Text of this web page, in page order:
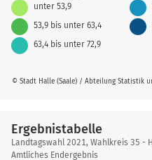
© Stadt Halle (Saale) / Abteilung Statistik
unter 53,9
53,9 bis unter 63,4
63,4 bis unter 72,9
Ergebnistabelle
Ergebnistabelle
Landtagswahl 2021, Wahlkreis 35 -
Amtliches Endergebnis